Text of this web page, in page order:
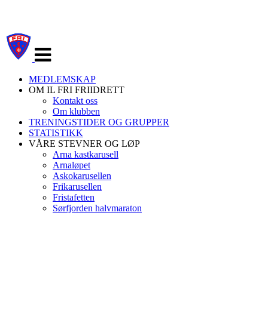
navigasjon
MEDLEMSKAP
OM IL FRI FRIIDRETT
Kontakt oss
Om klubben
TRENINGSTIDER OG GRUPPER
STATISTIKK
VÅRE STEVNER OG LØP
Arna kastkarusell
Arnaløpet
Askokarusellen
Frikarusellen
Fristafetten
Sørfjorden halvmaraton